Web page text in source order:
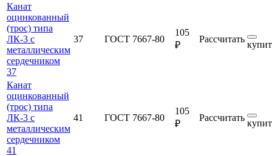
Канат
оцинкованный
(трос) типа
ЛК-3 с
металлическим
сердечником
37
37 ГОСТ 7667-80
105
₽
Рассчитать
Канат
оцинкованный
(трос) типа
ЛК-3 с
металлическим
сердечником
41
41 ГОСТ 7667-80
105
₽
Рассчитать